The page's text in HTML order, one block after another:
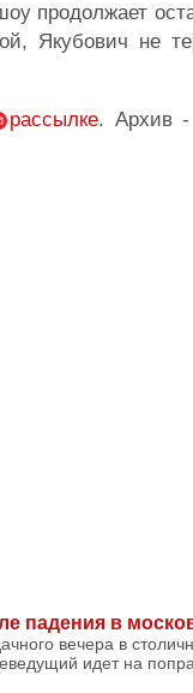
продолжает
Якубович не
рассылке. Архив -
падения в
вечера в
идет на